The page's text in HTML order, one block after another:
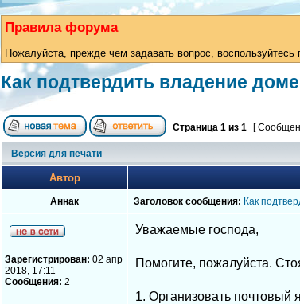
Правила форума
Пожалуйста, прежде чем задавать вопрос,
Как подтвердить владение
Страница 1 из 1 [
Версия для печати
Автор
Аннак Заголовок сообщения: Как
Зарегистрирован: 02 апр
2018, 17:11
Сообщения: 2
Уважаемые господа,
Помогите, пожалуйста.
1. Организовать почтовый